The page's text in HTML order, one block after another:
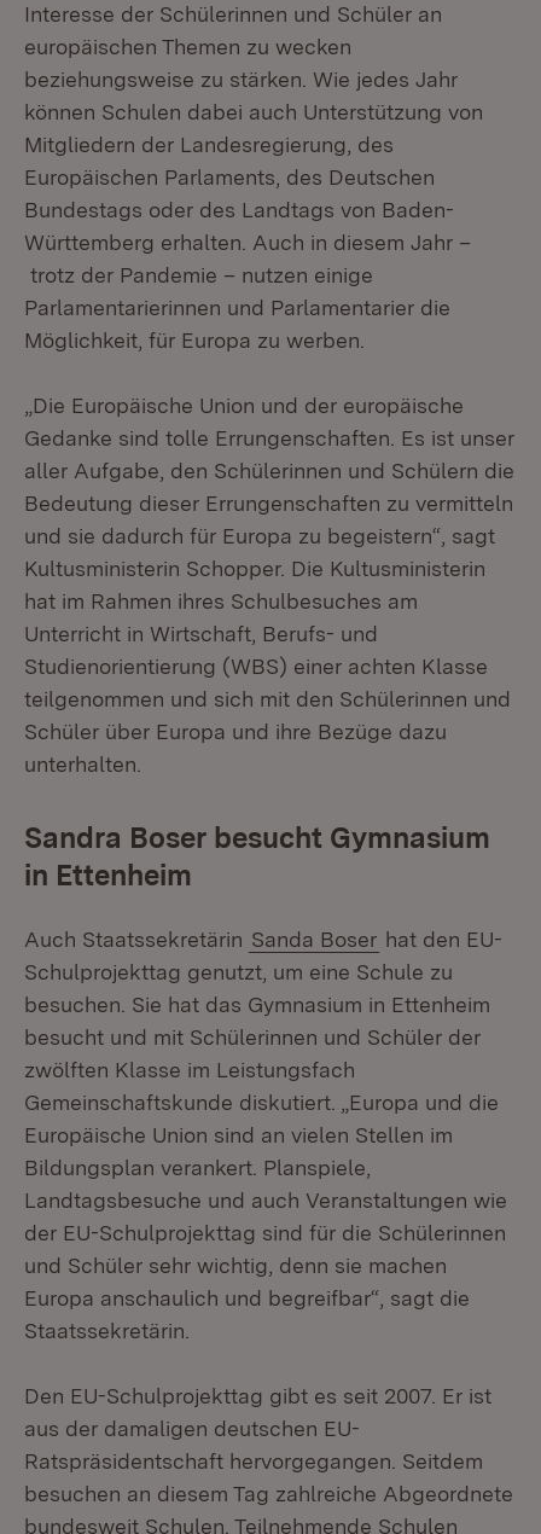
Interesse der Schülerinnen und Schüler an
europäischen Themen zu wecken
beziehungsweise zu stärken. Wie jedes Jahr
können Schulen dabei auch Unterstützung von
Mitgliedern der Landesregierung, des
Europäischen Parlaments, des Deutschen
Bundestags oder des Landtags von Baden-
Württemberg erhalten. Auch in diesem Jahr –
trotz der Pandemie – nutzen einige
Parlamentarierinnen und Parlamentarier die
Möglichkeit, für Europa zu werben.
„Die Europäische Union und der europäische
Gedanke sind tolle Errungenschaften. Es ist unser
aller Aufgabe, den Schülerinnen und Schülern die
Bedeutung dieser Errungenschaften zu vermitteln
und sie dadurch für Europa zu begeistern“, sagt
Kultusministerin Schopper. Die Kultusministerin
hat im Rahmen ihres Schulbesuches am
Unterricht in Wirtschaft, Berufs- und
Studienorientierung (WBS) einer achten Klasse
teilgenommen und sich mit den Schülerinnen und
Schüler über Europa und ihre Bezüge dazu
unterhalten.
Sandra Boser besucht Gymnasium
in Ettenheim
Auch Staatssekretärin Sanda Boser hat den EU-
Schulprojekttag genutzt, um eine Schule zu
besuchen. Sie hat das Gymnasium in Ettenheim
besucht und mit Schülerinnen und Schüler der
zwölften Klasse im Leistungsfach
Gemeinschaftskunde diskutiert. „Europa und die
Europäische Union sind an vielen Stellen im
Bildungsplan verankert. Planspiele,
Landtagsbesuche und auch Veranstaltungen wie
der EU-Schulprojekttag sind für die Schülerinnen
und Schüler sehr wichtig, denn sie machen
Europa anschaulich und begreifbar“, sagt die
Staatssekretärin.
Den EU-Schulprojekttag gibt es seit 2007. Er ist
aus der damaligen deutschen EU-
Ratspräsidentschaft hervorgegangen. Seitdem
besuchen an diesem Tag zahlreiche Abgeordnete
bundesweit Schulen. Teilnehmende Schulen